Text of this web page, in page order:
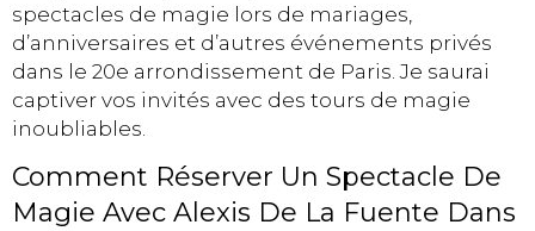
spectacles de magie lors de mariages,
d’anniversaires et d’autres événements privés
dans le 20e arrondissement de Paris. Je saurai
captiver vos invités avec des tours de magie
inoubliables.
Comment Réserver Un Spectacle De
Magie Avec Alexis De La Fuente Dans